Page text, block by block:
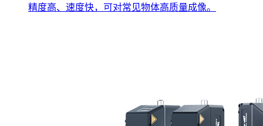
精度高、速度快，可对常见物体高质量成像。